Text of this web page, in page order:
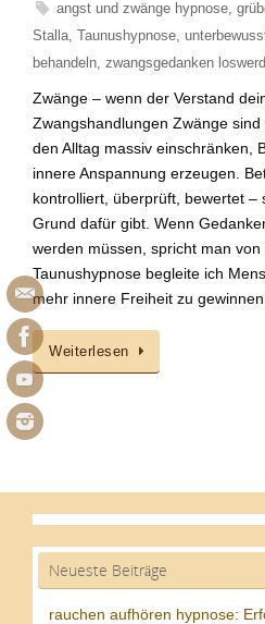
angst und zwänge hypnose,
Stalla, Taunushypnose,
behandeln, zwangsgedanken
Zwänge – wenn der Verstand
Zwangshandlungen Zwänge
den Alltag massiv einschränken,
innere Anspannung erzeugen.
kontrolliert, überprüft, bewertet –
Grund dafür gibt. Wenn
werden müssen, spricht man
Taunushypnose begleite ich
mehr innere Freiheit zu
Weiterlesen
Neueste Beiträge
rauchen aufhören hypnose: